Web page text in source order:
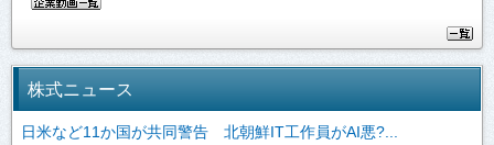
株式ニュース
日米など11か国が共同警告 北朝鮮IT工作員がAI悪?...